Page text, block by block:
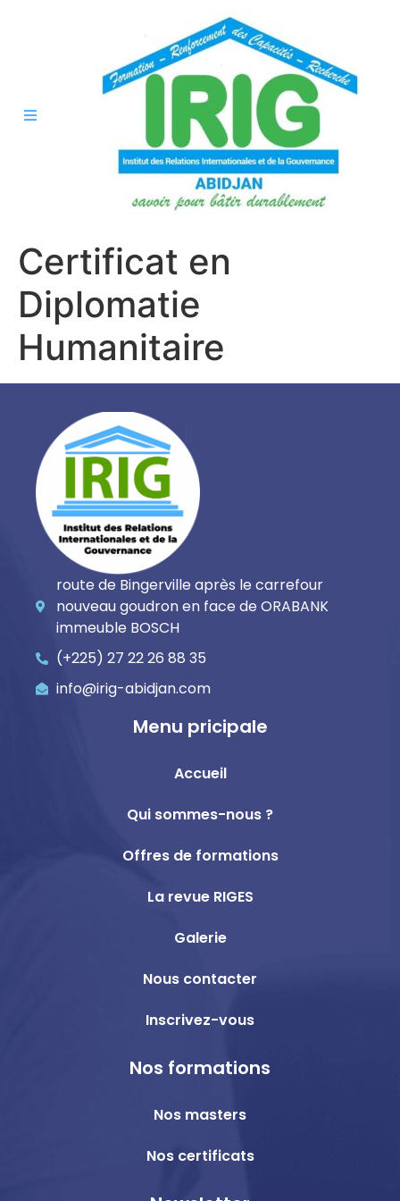
Certificat en
Diplomatie
Humanitaire
route de Bingerville après le carrefour
nouveau goudron en face de ORABANK
immeuble BOSCH
(+225) 27 22 26 88 35
info@irig-abidjan.com
Menu pricipale
Accueil
Qui sommes-nous ?
Offres de formations
La revue RIGES
Galerie
Nous contacter
Inscrivez-vous
Nos formations
Nos masters
Nos certificats